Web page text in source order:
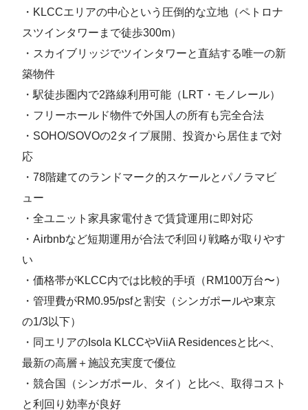
・KLCCエリアの中心という圧倒的な立地（ペトロナ
スツインタワーまで徒歩300m）
・スカイブリッジでツインタワーと直結する唯一の新
築物件
・駅徒歩圏内で2路線利用可能（LRT・モノレール）
・フリーホールド物件で外国人の所有も完全合法
・SOHO/SOVOの2タイプ展開、投資から居住まで対
応
・78階建てのランドマーク的スケールとパノラマビ
ュー
・全ユニット家具家電付きで賃貸運用に即対応
・Airbnbなど短期運用が合法で利回り戦略が取りやす
い
・価格帯がKLCC内では比較的手頃（RM100万台〜）
・管理費がRM0.95/psfと割安（シンガポールや東京
の1/3以下）
・同エリアのIsola KLCCやViiA Residencesと比べ、
最新の高層＋施設充実度で優位
・競合国（シンガポール、タイ）と比べ、取得コスト
と利回り効率が良好